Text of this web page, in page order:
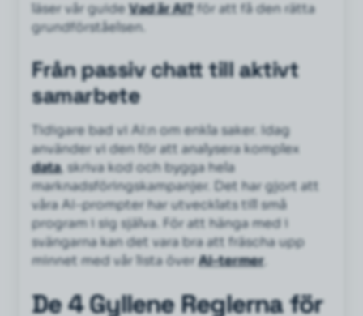
läser vår guideVad är AI?för att få den rätta
grundförståelsen.
Från passiv chatt till aktivt
samarbete
Tidigare bad vi AI:n om enkla saker. Idag
använder vi den för att analysera komplex
data, skriva kod och bygga hela
marknadsföringskampanjer. Det har gjort att
våra AI-prompter har utvecklats till små
program i sig själva. För att hänga med i
svängarna kan det vara bra att fräscha upp
minnet med vår lista överAI-termer.
De 4 Gyllene Reglerna för